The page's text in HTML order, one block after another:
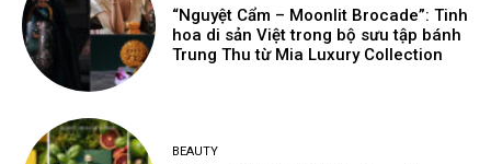
“Nguyệt Cẩm – Moonlit Brocade”: Tinh
hoa di sản Việt trong bộ sưu tập bánh
Trung Thu từ Mia Luxury Collection
BEAUTY